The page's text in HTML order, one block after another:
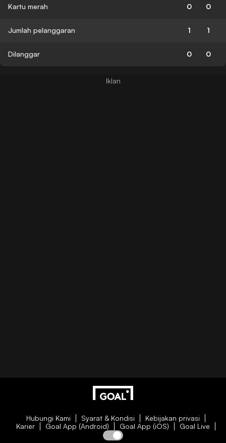
Kartu merah 0 0
Jumlah pelanggaran 1 1
Dilanggar 0 0
Hubungi Kami Syarat & Kondisi
Kebijakan privasi
Karier
Goal App (Android) Goal App (iOS) Goal Live